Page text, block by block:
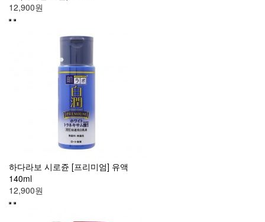
12,900원
하다라보 시로쥰 [프리미엄] 유액
140ml
12,900원